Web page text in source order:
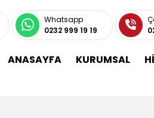
Whatsapp
0232 999 19 19
ANASAYFA KURUMSAL